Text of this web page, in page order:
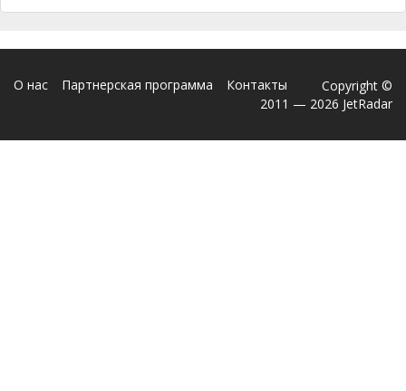
О нас Партнерская программа Контакты
Copyright ©
2011 — 2026 JetRadar